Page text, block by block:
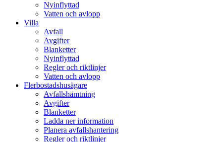
Nyinflyttad
Vatten och avlopp
Villa
Avfall
Avgifter
Blanketter
Nyinflyttad
Regler och riktlinjer
Vatten och avlopp
Flerbostadshusägare
Avfallshämtning
Avgifter
Blanketter
Ladda ner information
Planera avfallshantering
Regler och riktlinjer